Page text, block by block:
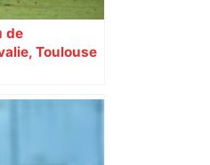
de
Toulouse
art du jeu en